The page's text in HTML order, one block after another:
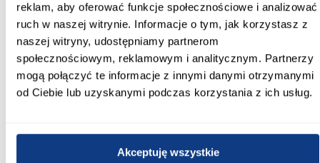
reklam, aby oferować funkcje społecznościowe i analizować
ruch w naszej witrynie. Informacje o tym, jak korzystasz z
naszej witryny, udostępniamy partnerom
społecznościowym, reklamowym i analitycznym. Partnerzy
mogą połączyć te informacje z innymi danymi otrzymanymi
od Ciebie lub uzyskanymi podczas korzystania z ich usług.
Akceptuję wszystkie
Kolor frontów:
AQUAMARINE AFM
Kolor korpusu:
dąb artisan